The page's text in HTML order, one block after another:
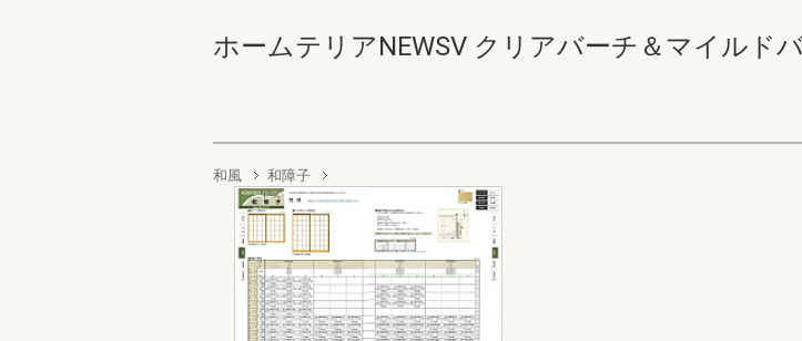
ホームテリアNEWSV クリアバーチ＆マイルド
和風 和障子